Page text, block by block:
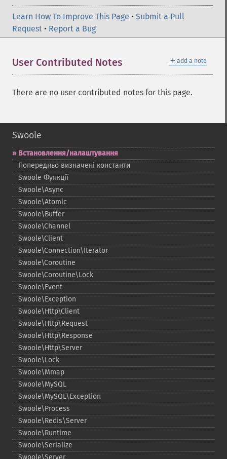
Learn How To Improve This Page • Submit a Pull
Request • Report a Bug
＋ add a note
User Contributed Notes
There are no user contributed notes for this page.
Swoole
Встановлення/налаштування
Попередньо визначені константи
Swoole Функції
Swoole\Async
Swoole\Atomic
Swoole\Buffer
Swoole\Channel
Swoole\Client
Swoole\Connection\Iterator
Swoole\Coroutine
Swoole\Coroutine\Lock
Swoole\Event
Swoole\Exception
Swoole\Http\Client
Swoole\Http\Request
Swoole\Http\Response
Swoole\Http\Server
Swoole\Lock
Swoole\Mmap
Swoole\MySQL
Swoole\MySQL\Exception
Swoole\Process
Swoole\Redis\Server
Swoole\Runtime
Swoole\Serialize
Swoole\Server